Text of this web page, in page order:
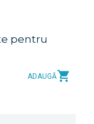
pentru
ADAUGĂ